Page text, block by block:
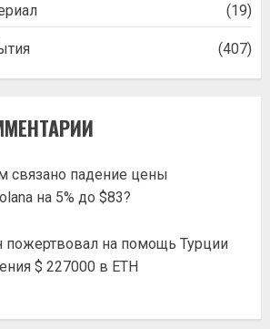
(19)
(407)
связано падение цены
на 5% до $83?
пожертвовал на помощь Турции
$ 227000 в ETH